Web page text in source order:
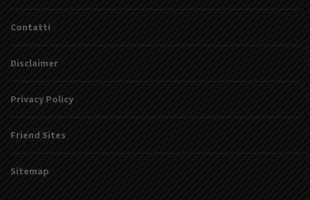
Contatti
Disclaimer
Privacy Policy
Friend Sites
Sitemap